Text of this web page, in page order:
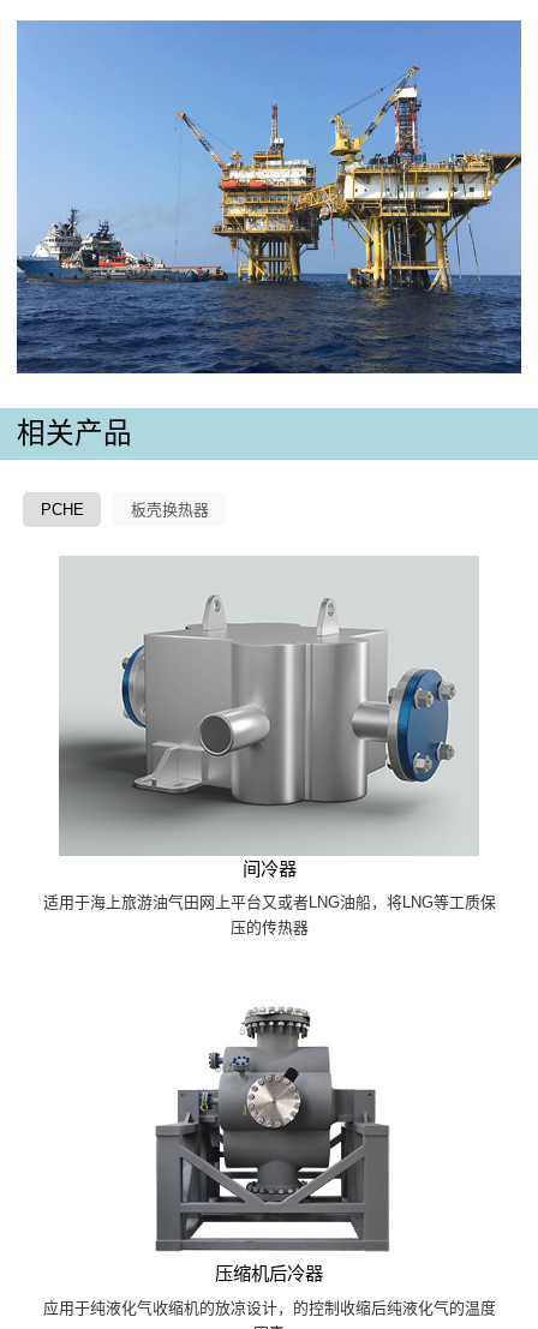
相关产品
PCHE 板壳换热器
间冷器
适用于海上旅游油气田网上平台又或者LNG油船，将LNG等工质保
压的传热器
压缩机后冷器
应用于纯液化气收缩机的放凉设计，的控制收缩后纯液化气的温度